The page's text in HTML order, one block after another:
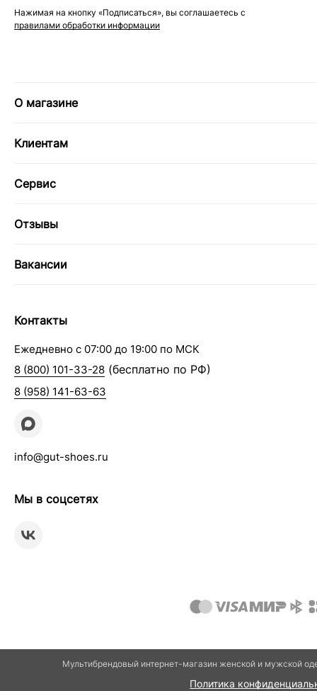
Нажимая на кнопку «Подписаться», вы соглашаетесь с
правилами обработки информации
О магазине
Клиентам
Сервис
Отзывы
Вакансии
Контакты
Ежедневно с 07:00 до 19:00 по МСК
8 (800) 101-33-28 (бесплатно по РФ)
8 (958) 141-63-63
info@gut-shoes.ru
Мы в соцсетях
Мультибрендовый интернет-магазин женской и мужской
Политика